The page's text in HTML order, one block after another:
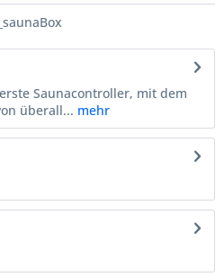
Saunacontroller, mit dem
überall... mehr